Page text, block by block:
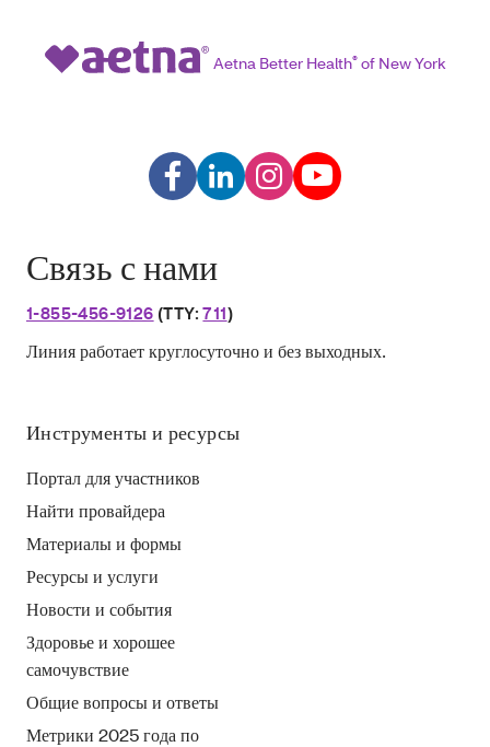
Aetna Better Health®of New York
Связь с нами
1-855-456-9126 (TTY:711)
Линия работает круглосуточно и без выходных.
Инструменты и ресурсы
Портал для участников
Найти провайдера
Материалы и формы
Ресурсы и услуги
Новости и события
Здоровье и хорошее
самочувствие
Общие вопросы и ответы
Метрики 2025 года по